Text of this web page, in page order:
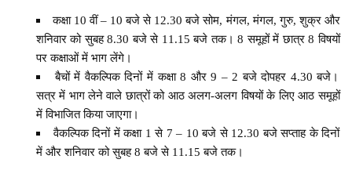
कक्षा 10 वीं – 10 बजे से 12.30 बजे सोम, मंगल, मंगल, गुरु, शुक्र और
शनिवार को सुबह 8.30 बजे से 11.15 बजे तक। 8 समूहों में छात्र 8 विषयों
पर कक्षाओं में भाग लेंगे।
बैचों में वैकल्पिक दिनों में कक्षा 8 और 9 – 2 बजे दोपहर 4.30 बजे।
सत्र में भाग लेने वाले छात्रों को आठ अलग-अलग विषयों के लिए आठ समूहों
में विभाजित किया जाएगा।
वैकल्पिक दिनों में कक्षा 1 से 7 – 10 बजे से 12.30 बजे सप्ताह के दिनों
में और शनिवार को सुबह 8 बजे से 11.15 बजे तक।